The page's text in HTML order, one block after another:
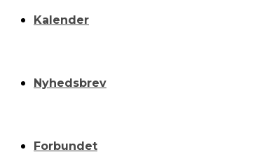
Kalender
Nyhedsbrev
Forbundet